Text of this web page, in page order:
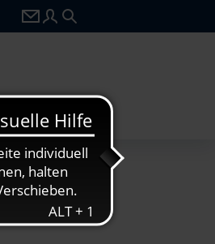
zu webmail.wilhelmtel.de
zu portal.wilhelmtel.de
Seitensuche